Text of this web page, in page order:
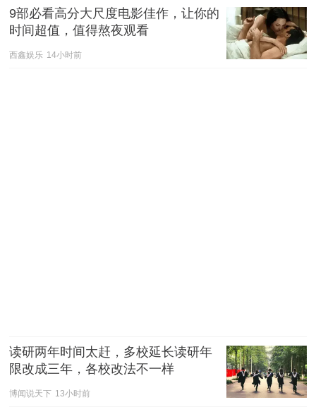
9部必看高分大尺度电影佳作，让你的
时间超值，值得熬夜观看
西鑫娱乐 14小时前
读研两年时间太赶，多校延长读研年
限改成三年，各校改法不一样
博闻说天下 13小时前